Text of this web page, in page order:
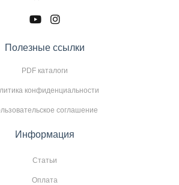
Полезные ссылки
PDF каталоги
конфиденциальности
соглашение
Информация
Статьи
Оплата